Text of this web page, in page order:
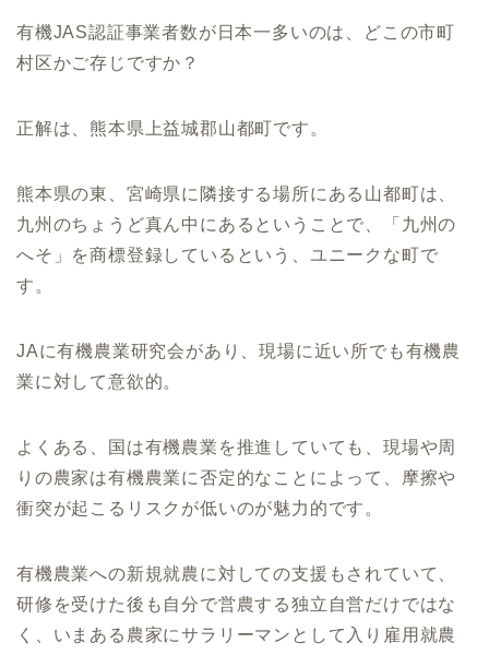
有機JAS認証事業者数が日本一多いのは、どこの市町
村区かご存じですか？
正解は、熊本県上益城郡山都町です。
熊本県の東、宮崎県に隣接する場所にある山都町は、
九州のちょうど真ん中にあるということで、「九州の
へそ」を商標登録しているという、ユニークな町で
す。
JAに有機農業研究会があり、現場に近い所でも有機農
業に対して意欲的。
よくある、国は有機農業を推進していても、現場や周
りの農家は有機農業に否定的なことによって、摩擦や
衝突が起こるリスクが低いのが魅力的です。
有機農業への新規就農に対しての支援もされていて、
研修を受けた後も自分で営農する独立自営だけではな
く、いまある農家にサラリーマンとして入り雇用就農